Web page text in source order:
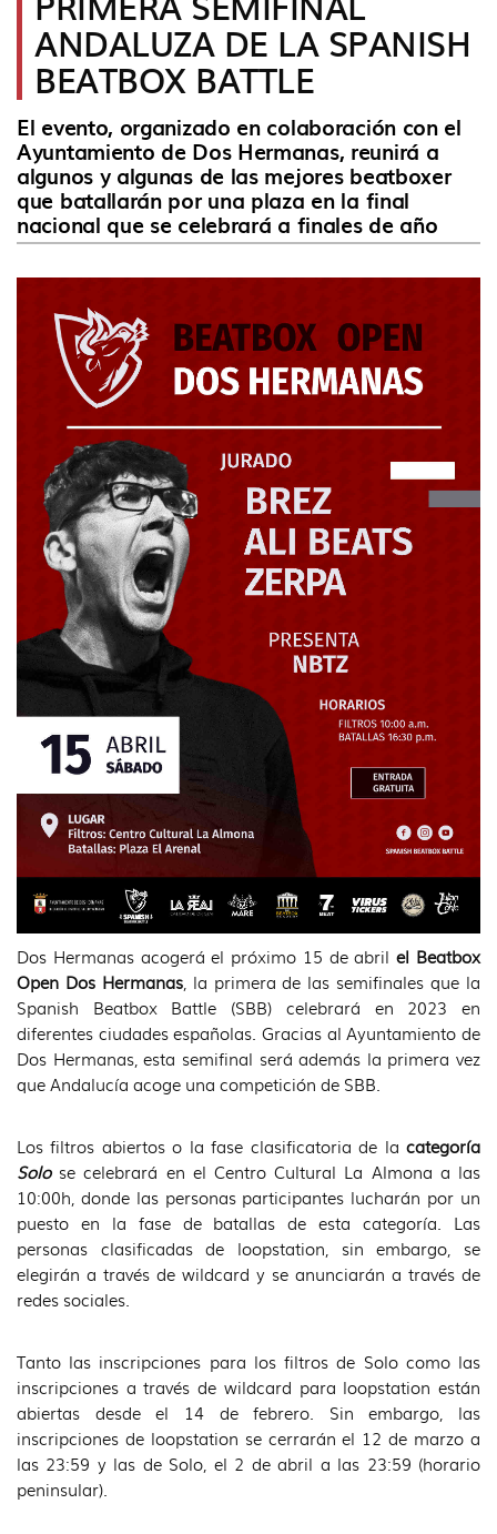
idioma
ANDALUZA DE LA SPANISH
BEATBOX BATTLE
El evento, organizado en colaboración con el
Ayuntamiento de Dos Hermanas, reunirá a
algunos y algunas de las mejores beatboxer
que batallarán por una plaza en la final
nacional que se celebrará a finales de año
Dos Hermanas acogerá el próximo 15 de abrilel Beatbox
Open Dos Hermanas, la primera de las semifinales que la
Spanish Beatbox Battle (SBB) celebrará en 2023 en
diferentes ciudades españolas. Gracias al Ayuntamiento de
Dos Hermanas, esta semifinal será además la primera vez
que Andalucía acoge una competición de SBB.
Los filtros abiertos o la fase clasificatoria de la categoría
Solose celebrará en el Centro Cultural La Almona a las
10:00h, donde las personas participantes lucharán por un
puesto en la fase de batallas de esta categoría. Las
personas clasificadas de loopstation, sin embargo, se
elegirán a través de wildcard y se anunciarán a través de
redes sociales.
Tanto las inscripciones para los filtros de Solo como las
inscripciones a través de wildcard para loopstation están
abiertas desde el 14 de febrero. Sin embargo, las
inscripciones de loopstation se cerrarán el 12 de marzo a
las 23:59 y las de Solo, el 2 de abril a las 23:59 (horario
peninsular).